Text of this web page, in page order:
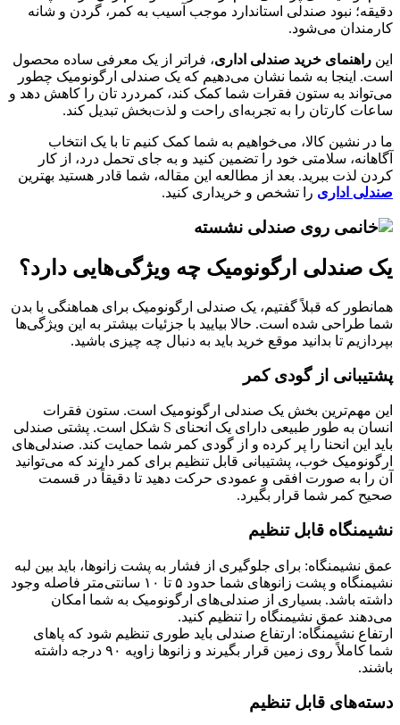
دقیقه؛ نبود صندلی استاندارد موجب آسیب به کمر، گردن و شانه
کارمندان می‌شود.
این راهنمای خرید صندلی اداری، فراتر از یک معرفی ساده محصول
است. اینجا به شما نشان می‌دهیم که یک صندلی ارگونومیک چطور
می‌تواند به ستون فقرات شما کمک کند، کمردرد تان را کاهش دهد و
ساعات کارتان را به تجربه‌ای راحت و لذت‌بخش تبدیل کند.
ما در نشین کالا، می‌خواهیم به شما کمک کنیم تا با یک انتخاب
آگاهانه، سلامتی خود را تضمین کنید و به جای تحمل درد، از کار
کردن لذت ببرید. بعد از مطالعه این مقاله، شما قادر هستید بهترین
صندلی اداری را تشخص و خریداری کنید.
یک صندلی ارگونومیک چه ویژگی‌هایی دارد؟
همانطور که قبلاً گفتیم، یک صندلی ارگونومیک برای هماهنگی با بدن
شما طراحی شده است. حالا بیایید با جزئیات بیشتر به این ویژگی‌ها
بپردازیم تا بدانید موقع خرید باید به دنبال چه چیزی باشید.
پشتیبانی از گودی کمر
این مهم‌ترین بخش یک صندلی ارگونومیک است. ستون فقرات
انسان به طور طبیعی دارای یک انحنای S شکل است. پشتی صندلی
باید این انحنا را پر کرده و از گودی کمر شما حمایت کند. صندلی‌های
ارگونومیک خوب، پشتیبانی قابل تنظیم برای کمر دارند که می‌توانید
آن را به صورت افقی و عمودی حرکت دهید تا دقیقاً در قسمت
صحیح کمر شما قرار بگیرد.
نشیمنگاه قابل تنظیم
عمق نشیمنگاه: برای جلوگیری از فشار به پشت زانوها، باید بین لبه
نشیمنگاه و پشت زانوهای شما حدود ۵ تا ۱۰ سانتی‌متر فاصله وجود
داشته باشد. بسیاری از صندلی‌های ارگونومیک به شما امکان
می‌دهند عمق نشیمنگاه را تنظیم کنید.
ارتفاع نشیمنگاه: ارتفاع صندلی باید طوری تنظیم شود که پاهای
شما کاملاً روی زمین قرار بگیرند و زانوها زاویه ۹۰ درجه داشته
باشند.
دسته‌های قابل تنظیم